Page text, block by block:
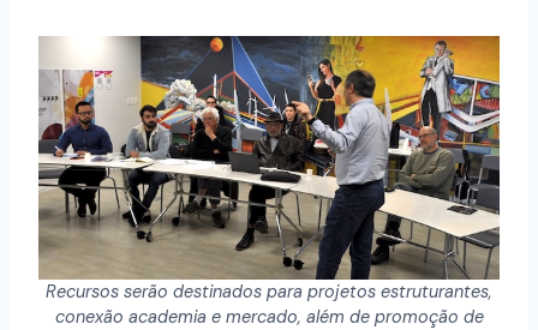
Recursos serão destinados para projetos estruturantes,
conexão academia e mercado, além de promoção de